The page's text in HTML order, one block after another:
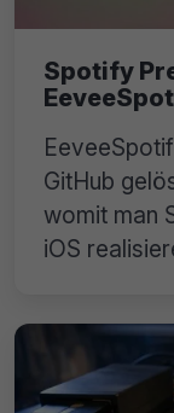
Spotify
GitHub
womit man
iOS